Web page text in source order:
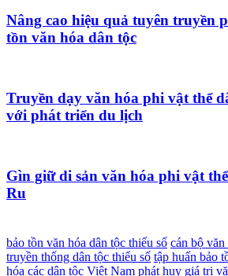
Nâng cao hiệu quả tuyên truyền
tồn văn hóa dân tộc
Truyền dạy văn hóa phi vật thể
với phát triển du lịch
Gìn giữ di sản văn hóa phi vật
Ru
bảo tồn văn hóa dân tộc thiểu số cán bộ văn
truyền thống dân tộc thiểu số tập huấn bảo
hóa các dân tộc Việt Nam phát huy giá trị